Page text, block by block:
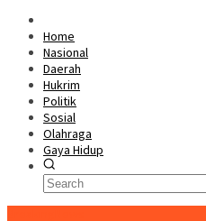
Home
Nasional
Daerah
Hukrim
Politik
Sosial
Olahraga
Gaya Hidup